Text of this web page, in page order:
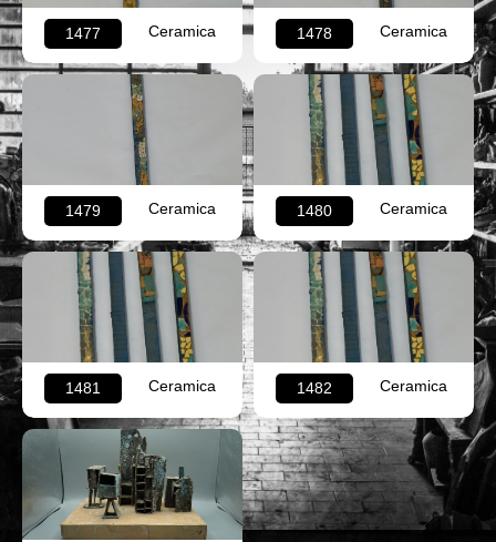
1477 Ceramica 1478 Ceramica
1479 Ceramica 1480 Ceramica
1481 Ceramica 1482 Ceramica